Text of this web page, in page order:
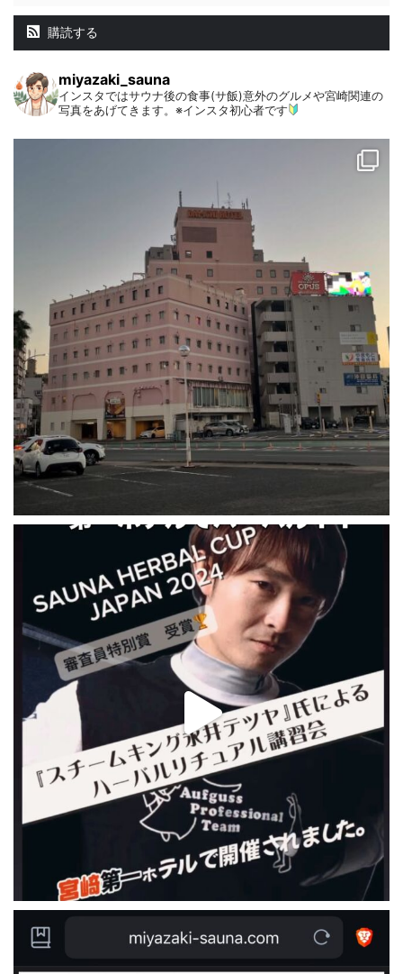
購読する
miyazaki_sauna
インスタではサウナ後の食事(サ飯)意外のグルメや宮崎関連の
写真をあげてきます。※インスタ初心者です